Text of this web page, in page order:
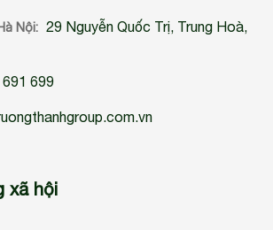
Nội: 29 Nguyễn Quốc Trị, Trung Hoà,
699
xã hội